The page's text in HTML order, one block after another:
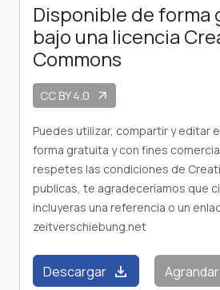
Disponible de forma
bajo una licencia
Commons
CC BY 4.0 arrow_outward
Puedes utilizar, compartir y editar
forma gratuita y con fines
respetes las condiciones de
publicas, te agradeceríamos que
incluyeras una referencia o un
zeitverschiebung.net
Descargar download Agrandar